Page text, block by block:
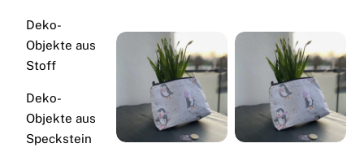
Deko-
Objekte aus
Stoff
Deko-
Objekte aus
Speckstein